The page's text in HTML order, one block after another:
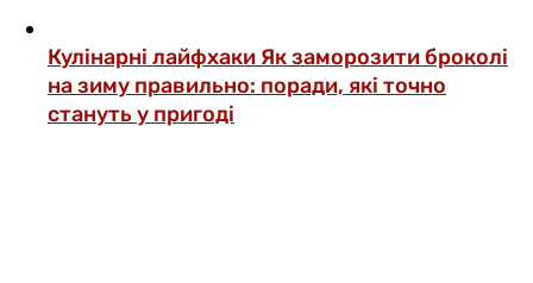
Кулінарні лайфхаки Як заморозити броколі
на зиму правильно: поради, які точно
стануть у пригоді